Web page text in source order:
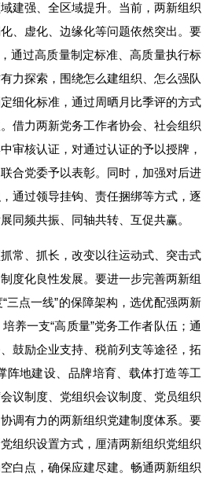
建强、全区域提升。当前，两新组织
、虚化、边缘化等问题依然突出。要
通过高质量制定标准、高质量执行标
力探索，围绕怎么建组织、怎么强队
细化标准，通过周晒月比季评的方式
借力两新党务工作者协会、社会组织
审核认证，对通过认证的予以授牌，
合党委予以表彰。同时，加强对后进
通过领导挂钩、责任捆绑等方式，逐
同频共振、同轴共转、互促共赢。
、抓长，改变以往运动式、突击式
度化良性发展。要进一步完善两新组
点一线”的保障架构，选优配强两新
养一支“高质量”党务工作者队伍；通
鼓励企业支持、税前列支等途径，拓
阵地建设、品牌培育、载体打造等工
议制度、党组织会议制度、党员组织
调有力的两新组织党建制度体系。要
组织设置方式，厘清两新组织党组织
白点，确保应建尽建。畅通两新组织